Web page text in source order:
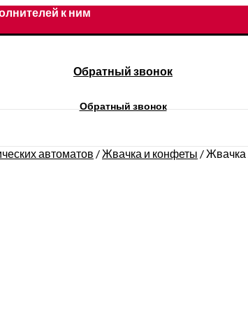
к ним
Обратный звонок
Обратный звонок
автоматов /Жвачка и конфеты /Жвачка